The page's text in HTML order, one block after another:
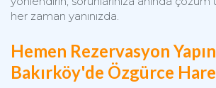
her zaman yanınızda.
Hemen Rezervasyon
Bakırköy'de Özgürce